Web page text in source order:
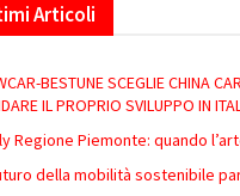
Articoli
BESTUNE SCEGLIE CHINA
IL PROPRIO SVILUPPO IN
Regione Piemonte: quando
della mobilità sostenibile